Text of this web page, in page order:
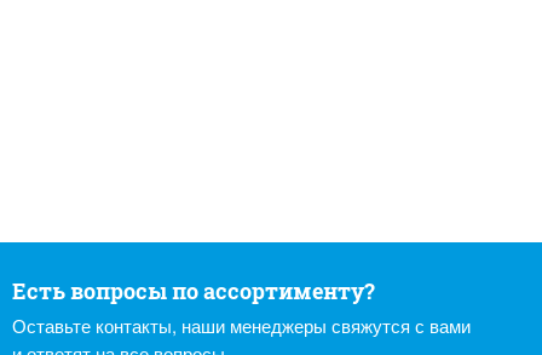
Есть вопросы по ассортименту?
Оставьте контакты, наши менеджеры свяжутся с вами